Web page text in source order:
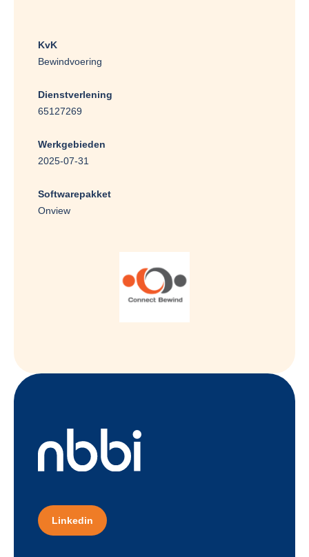
KvK
Bewindvoering
Dienstverlening
65127269
Werkgebieden
2025-07-31
Softwarepakket
Onview
Linkedin